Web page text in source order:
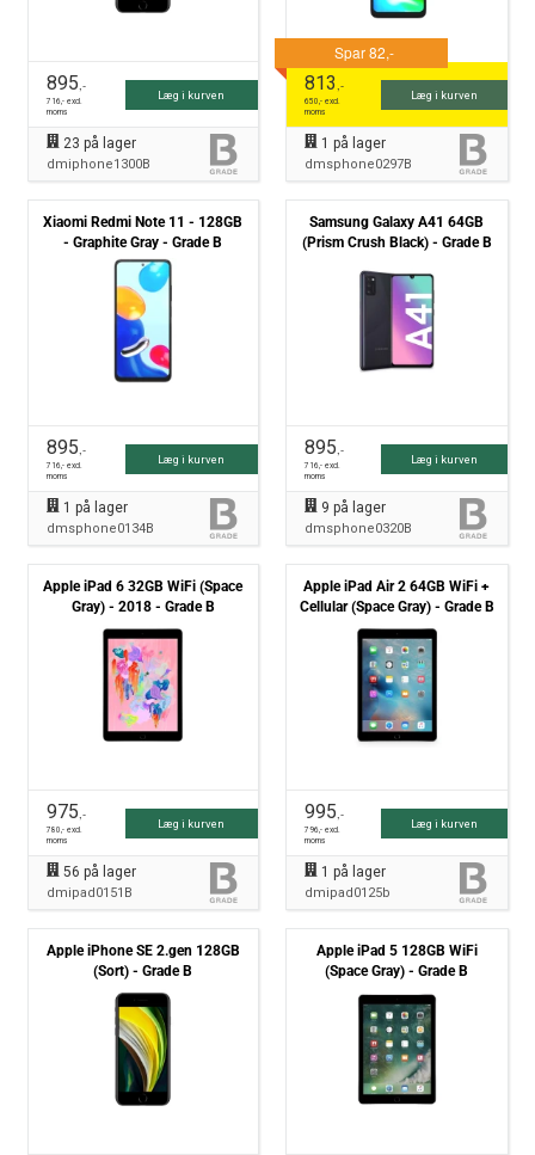
895,-
716,- excl.
moms
Læg i kurven
23 på lager
dmiphone1300B
813,-
650,- excl.
moms
Læg i kurven
1 på lager
dmsphone0297B
Xiaomi Redmi Note 11 - 128GB
- Graphite Gray - Grade B
895,-
716,- excl.
moms
Læg i kurven
1 på lager
dmsphone0134B
Samsung Galaxy A41 64GB
(Prism Crush Black) - Grade B
895,-
716,- excl.
moms
Læg i kurven
9 på lager
dmsphone0320B
Apple iPad 6 32GB WiFi (Space
Gray) - 2018 - Grade B
975,-
780,- excl.
moms
Læg i kurven
56 på lager
dmipad0151B
Apple iPad Air 2 64GB WiFi +
Cellular (Space Gray) - Grade B
995,-
796,- excl.
moms
Læg i kurven
1 på lager
dmipad0125b
Apple iPhone SE 2.gen 128GB
(Sort) - Grade B
Apple iPad 5 128GB WiFi
(Space Gray) - Grade B